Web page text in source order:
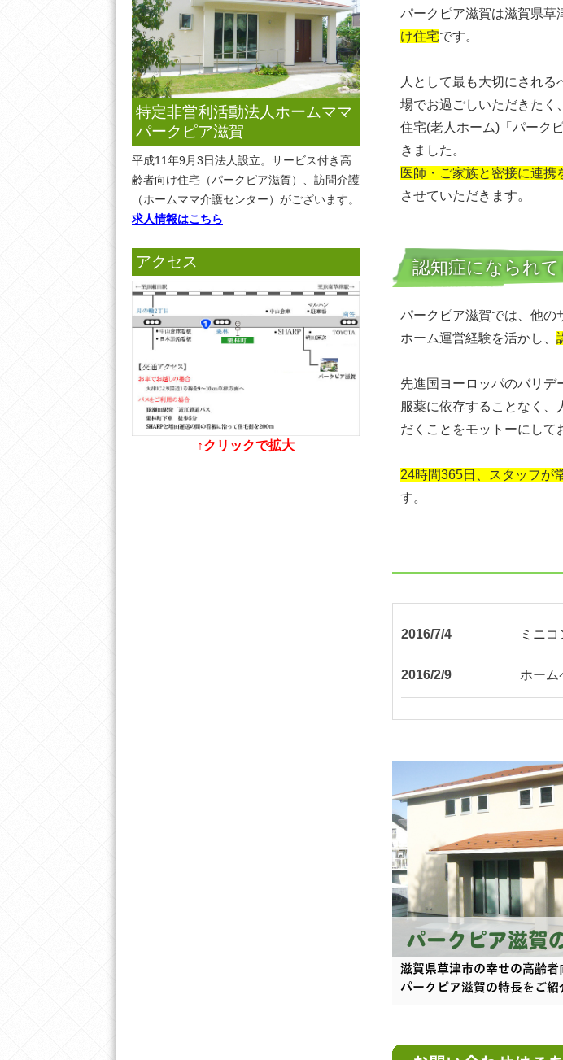
パークピア滋賀は滋賀県草
け住宅です。
人として最も大切にされ
場でお過ごしいただきたく
住宅(老人ホーム)「パーク
きました。
医師・ご家族と密接に連
させていただきます。
認知症になられ
パークピア滋賀では、他の
ホーム運営経験を活かし、
先進国ヨーロッパのバリデ
服薬に依存することなく
だくことをモットーにして
24時間365日、スタッフが
す。
2016/7/4 ミニコ
2016/2/9 ホーム
特定非営利活動法人ホームママ
パークピア滋賀
平成11年9月3日法人設立。サービス付き高
齢者向け住宅（パークピア滋賀）、訪問介護
（ホームママ介護センター）がございます。
求人情報はこちら
アクセス
↑クリックで拡大